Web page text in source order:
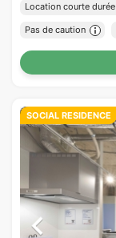
Location courte durée
Pas de caution
SOCIAL RESIDENCE